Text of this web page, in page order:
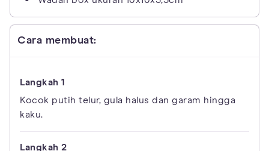
Cara membuat:
Kocok putih telur, gula halus dan garam hingga
kaku.